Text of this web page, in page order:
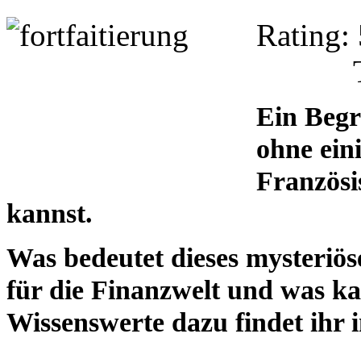
Rating:
Ein
ohne
kannst.
Was bedeutet dieses
für die Finanzwelt und was
Wissenswerte dazu findet ihr